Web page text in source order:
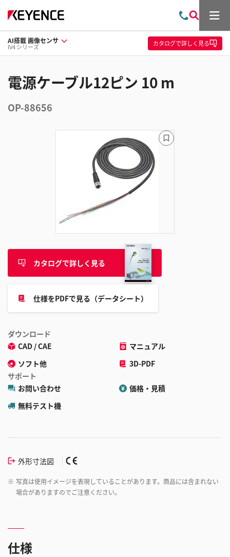
問
い
合
わ
索
メ
ュ
ー
AI搭載 画像センサ
IV4 シリーズ カタログで詳しく見る
電源ケーブル12ピン 10 m
OP-88656
カタログで詳しく見る
仕様をPDFで見る（データシート）
ダウンロード
CAD / CAE
マニュアル
ソフト他
3D-PDF
サポート
お問い合わせ
価格・見積
無料テスト機
外形寸法図
※ 写真は使用イメージを表現していることがあります。商品には含まれない
場合がありますのでご注意ください。
ブ
ッ
仕様